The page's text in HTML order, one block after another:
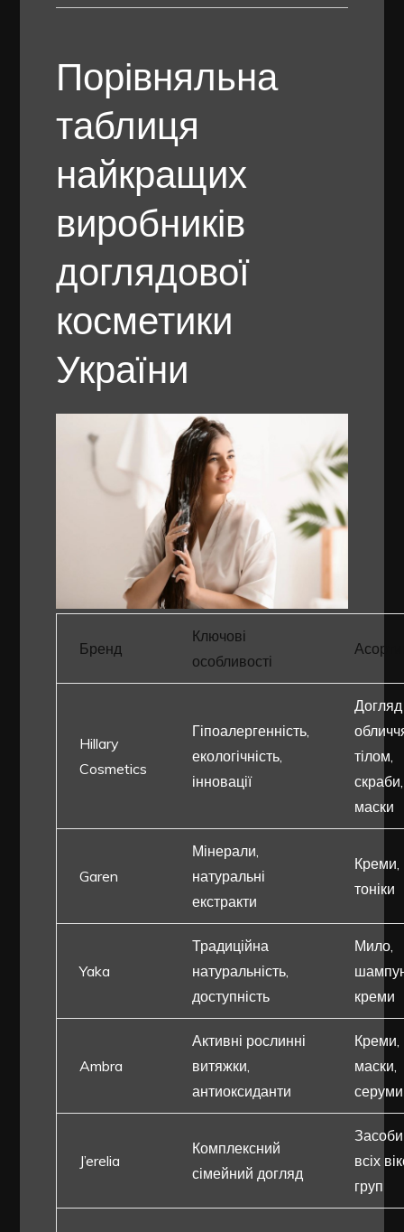
Порівняльна
таблиця
найкращих
виробників
доглядової
косметики
України
Бренд
Ключові
особливості
Hillary
Cosmetics
Гіпоалергенність,
екологічність,
інновації
тілом,
скраби,
маски
Garen
Мінерали,
натуральні
екстракти
Креми,
тоніки
Yaka
Традиційна
натуральність,
доступність
Мило,
креми
Ambra
Активні рослинні
витяжки,
антиоксиданти
Креми,
маски,
серуми
J’erelia
Комплексний
сімейний догляд
всіх
груп